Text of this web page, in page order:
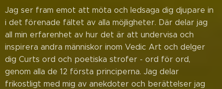
Jag ser fram emot att möta och ledsaga dig djupare in
i det förenade fältet av alla möjligheter. Där delar jag
all min erfarenhet av hur det är att undervisa och
inspirera andra människor inom Vedic Art och delger
dig Curts ord och poetiska strofer - ord för ord,
genom alla de 12 första principerna. Jag delar
frikostligt med mig av anekdoter och berättelser jag